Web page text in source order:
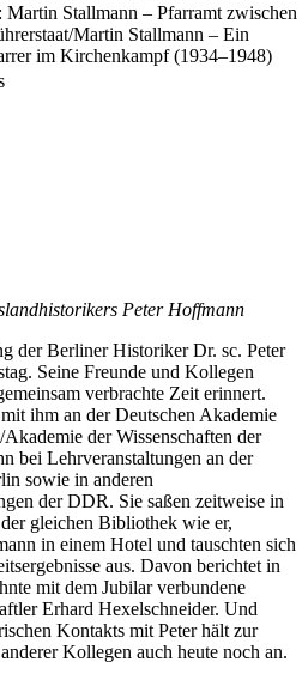
Martin Stallmann – Pfarramt zwischen
Martin Stallmann – Ein
im Kirchenkampf (1934–1948)
Peter Hoffmann
der Berliner Historiker Dr. sc. Peter
Seine Freunde und Kollegen
verbrachte Zeit erinnert.
ihm an der Deutschen Akademie
der Wissenschaften der
bei Lehrveranstaltungen an der
sowie in anderen
der DDR. Sie saßen zeitweise in
gleichen Bibliothek wie er,
in einem Hotel und tauschten sich
aus. Davon berichtet in
mit dem Jubilar verbundene
Erhard Hexelschneider. Und
Kontakts mit Peter hält zur
Kollegen auch heute noch an.